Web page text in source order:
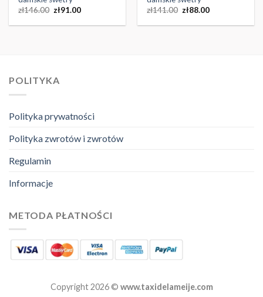
zł146.00 zł91.00
zł141.00 zł88.00
POLITYKA
Polityka prywatności
Polityka zwrotów i zwrotów
Regulamin
Informacje
METODA PŁATNOŚCI
Copyright 2026 © www.taxidelameije.com